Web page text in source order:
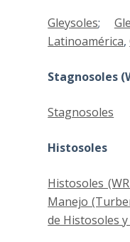
Gleysoles;
Latinoamérica,
Stagnosoles
Stagnosoles
Histosoles
Histosoles
Manejo
de Histosoles